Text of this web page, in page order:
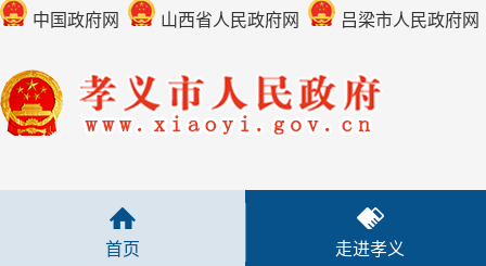
中国政府网 山西省人民政府网 吕梁市人民政府网
首页 走进孝义